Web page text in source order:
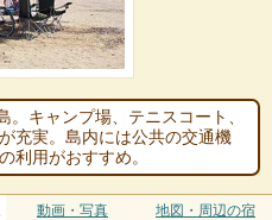
キャンプ場、テニスコート、
充実。島内には公共の交通機
利用がおすすめ。
動画・写真 地図・周辺の宿